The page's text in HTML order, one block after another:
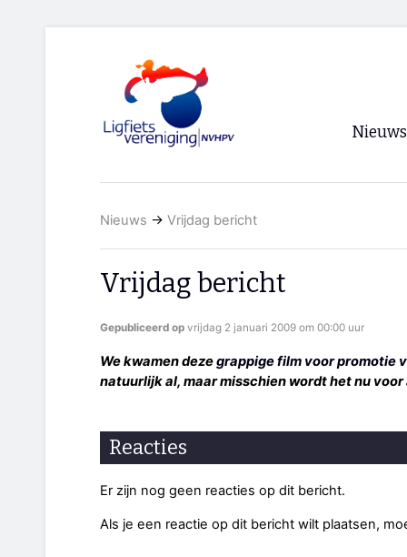
Nieuws
Nieuws → Vrijdag bericht
Vrijdag bericht
Gepubliceerd op vrijdag 2 januari 2009 om 00:00 uur
We kwamen dezegrappige film voor promotie
natuurlijk al, maar misschien wordt het nu
Reacties
Er zijn nog geen reacties op dit bericht.
Als je een reactie op dit bericht wilt plaatsen,